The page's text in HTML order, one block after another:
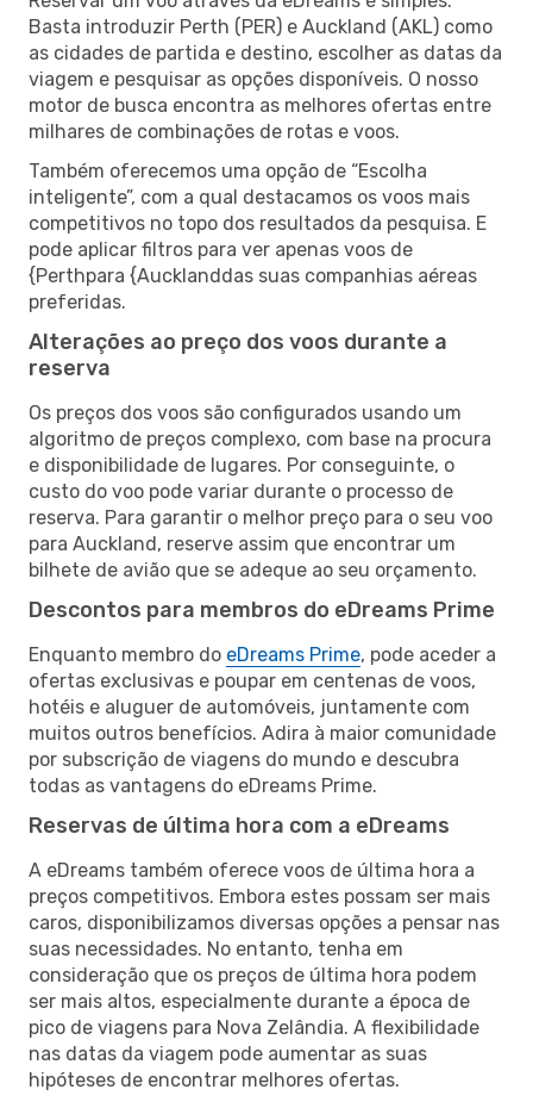
Basta introduzir Perth (PER) e Auckland (AKL) como
as cidades de partida e destino, escolher as datas da
viagem e pesquisar as opções disponíveis. O nosso
motor de busca encontra as melhores ofertas entre
milhares de combinações de rotas e voos.
Também oferecemos uma opção de “Escolha
inteligente”, com a qual destacamos os voos mais
competitivos no topo dos resultados da pesquisa. E
pode aplicar filtros para ver apenas voos de
{Perthpara {Aucklanddas suas companhias aéreas
preferidas.
Alterações ao preço dos voos durante a
reserva
Os preços dos voos são configurados usando um
algoritmo de preços complexo, com base na procura
e disponibilidade de lugares. Por conseguinte, o
custo do voo pode variar durante o processo de
reserva. Para garantir o melhor preço para o seu voo
para Auckland, reserve assim que encontrar um
bilhete de avião que se adeque ao seu orçamento.
Descontos para membros do eDreams Prime
Enquanto membro do eDreams Prime, pode aceder a
ofertas exclusivas e poupar em centenas de voos,
hotéis e aluguer de automóveis, juntamente com
muitos outros benefícios. Adira à maior comunidade
por subscrição de viagens do mundo e descubra
todas as vantagens do eDreams Prime.
Reservas de última hora com a eDreams
A eDreams também oferece voos de última hora a
preços competitivos. Embora estes possam ser mais
caros, disponibilizamos diversas opções a pensar nas
suas necessidades. No entanto, tenha em
consideração que os preços de última hora podem
ser mais altos, especialmente durante a época de
pico de viagens para Nova Zelândia. A flexibilidade
nas datas da viagem pode aumentar as suas
hipóteses de encontrar melhores ofertas.